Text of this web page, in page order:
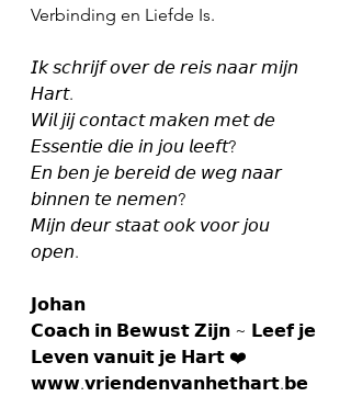
Verbinding en Liefde Is.
𝘐𝘬 𝘴𝘤𝘩𝘳𝘪𝘫𝘧 𝘰𝘷𝘦𝘳 𝘥𝘦 𝘳𝘦𝘪𝘴 𝘯𝘢𝘢𝘳 𝘮𝘪𝘫𝘯
𝘏𝘢𝘳𝘵.
𝘞𝘪𝘭 𝘫𝘪𝘫 𝘤𝘰𝘯𝘵𝘢𝘤𝘵 𝘮𝘢𝘬𝘦𝘯 𝘮𝘦𝘵 𝘥𝘦
𝘌𝘴𝘴𝘦𝘯𝘵𝘪𝘦 𝘥𝘪𝘦 𝘪𝘯 𝘫𝘰𝘶 𝘭𝘦𝘦𝘧𝘵?
𝘌𝘯 𝘣𝘦𝘯 𝘫𝘦 𝘣𝘦𝘳𝘦𝘪𝘥 𝘥𝘦 𝘸𝘦𝘨 𝘯𝘢𝘢𝘳
𝘣𝘪𝘯𝘯𝘦𝘯 𝘵𝘦 𝘯𝘦𝘮𝘦𝘯?
𝘔𝘪𝘫𝘯 𝘥𝘦𝘶𝘳 𝘴𝘵𝘢𝘢𝘵 𝘰𝘰𝘬 𝘷𝘰𝘰𝘳 𝘫𝘰𝘶
𝘰𝘱𝘦𝘯.
𝗝𝗼𝗵𝗮𝗻
𝗖𝗼𝗮𝗰𝗵 𝗶𝗻 𝗕𝗲𝘄𝘂𝘀𝘁 𝗭𝗶𝗷𝗻 ~ 𝗟𝗲𝗲𝗳 𝗷𝗲
𝗟𝗲𝘃𝗲𝗻 𝘃𝗮𝗻𝘂𝗶𝘁 𝗷𝗲 𝗛𝗮𝗿𝘁 ❤️
𝘄𝘄𝘄.𝘃𝗿𝗶𝗲𝗻𝗱𝗲𝗻𝘃𝗮𝗻𝗵𝗲𝘁𝗵𝗮𝗿𝘁.𝗯𝗲